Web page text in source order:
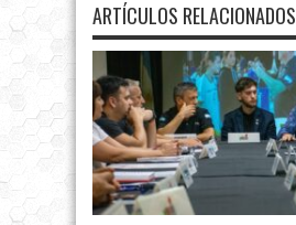
ARTÍCULOS RELACIONADOS